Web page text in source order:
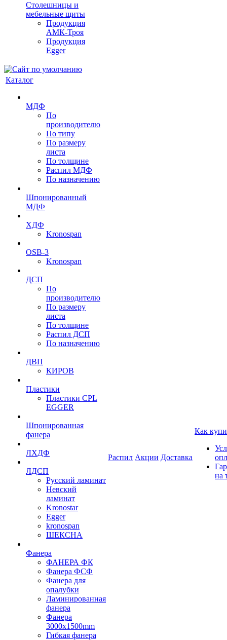
Столешницы и
мебельные щиты
Продукция
АМК-Троя
Продукция
Egger
Каталог
МДФ
По
производителю
По типу
По размеру
листа
По толщине
Распил МДФ
По назначению
Шпонированный
МДФ
ХДФ
Kronospan
OSB-3
Kronospan
ДСП
По
производителю
По размеру
листа
По толщине
Распил ДСП
По назначению
ДВП
КИРОВ
Пластики
Пластики CPL
EGGER
Шпонированная
фанера
ЛХДФ
ЛДСП
Русский ламинат
Невский
ламинат
Kronostar
Egger
kronospan
ШЕКСНА
Фанера
ФАНЕРА ФК
Фанера ФСФ
Фанера для
опалубки
Ламинированная
фанера
Фанера
3000х1500mm
Гибкая фанера
Распил Акции Доставка
Как
на